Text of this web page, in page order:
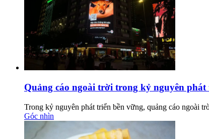
Quảng cáo ngoài trời trong kỷ nguyên
Trong kỷ nguyên phát triển bền vững, quảng cáo ngoài
Góc nhìn